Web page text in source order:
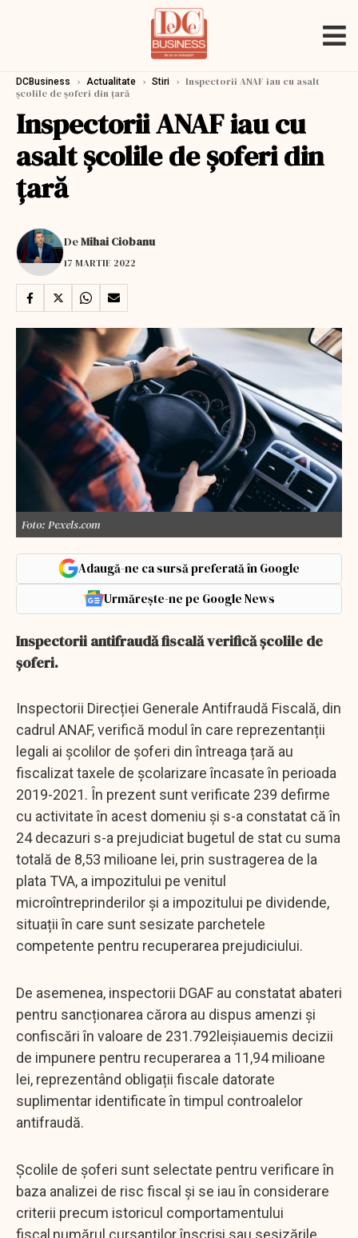
DCBusiness › Actualitate › Stiri › Inspectorii ANAF iau cu asalt
şcolile de şoferi din ţară
Inspectorii ANAF iau cu
asalt şcolile de şoferi din
ţară
DeMihai Ciobanu
17 MARTIE 2022
Foto: Pexels.com
Adaugă-ne ca sursă preferată în Google
Urmărește-ne pe Google News
Inspectorii antifraudă fiscală verifică școlile de
șoferi.
Inspectorii Direcției Generale Antifraudă Fiscală, din
cadrul ANAF, verifică modul în care reprezentanții
legali ai școlilor de șoferi din întreaga țară au
fiscalizat taxele de școlarizare încasate în perioada
2019-2021. În prezent sunt verificate 239 defirme
cu activitate în acest domeniu și s-a constatat că în
24 decazuri s-a prejudiciat bugetul de stat cu suma
totală de 8,53 milioane lei, prin sustragerea de la
plata TVA, a impozitului pe venitul
microîntreprinderilor și a impozitului pe dividende,
situații în care sunt sesizate parchetele
competente pentru recuperarea prejudiciului.
De asemenea, inspectorii DGAF au constatat abateri
pentru sancționarea cărora au dispus amenzi și
confiscări în valoare de 231.792leișiauemis decizii
de impunere pentru recuperarea a 11,94 milioane
lei, reprezentând obligații fiscale datorate
suplimentar identificate în timpul controalelor
antifraudă.
Școlile de șoferi sunt selectate pentru verificare în
baza analizei de risc fiscal și se iau în considerare
criterii precum istoricul comportamentului
fiscal,numărul cursanților înscriși sau sesizările